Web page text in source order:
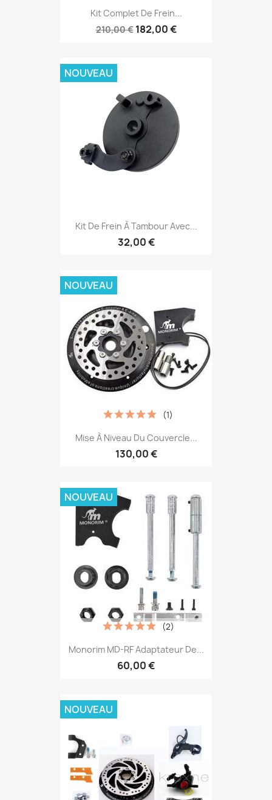
Kit Complet De Frein...
210,00 € 182,00 €
Kit De Frein À Tambour Avec...
32,00 €
NOUVEAU
Mise À Niveau Du Couvercle...
130,00 €
(1)
NOUVEAU
Monorim MD-RF Adaptateur De...
60,00 €
(2)
NOUVEAU
NOUVEAU